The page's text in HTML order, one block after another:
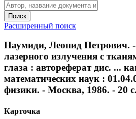
Поиск
Расширенный поиск
Наумиди, Леонид Петрович. -
лазерного излучения с
глаза : автореферат дис. ...
математических наук :
физики. - Москва, 1986. - 20 с.
Карточка